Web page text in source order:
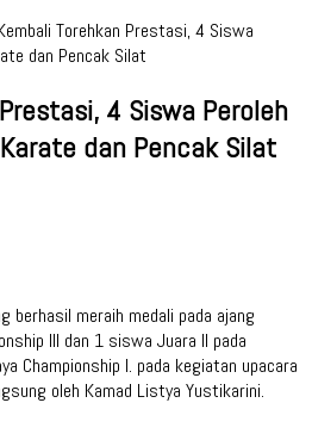
Torehkan Prestasi, 4 Siswa
dan Pencak Silat
4 Siswa Peroleh
dan Pencak Silat
berhasil meraih medali pada ajang
III dan 1 siswa Juara II pada
Championship I. pada kegiatan upacara
oleh Kamad Listya Yustikarini.